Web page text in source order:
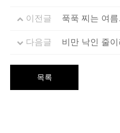
이전글 푹푹 찌는 여
다음글 비만 낙인 줄
목록